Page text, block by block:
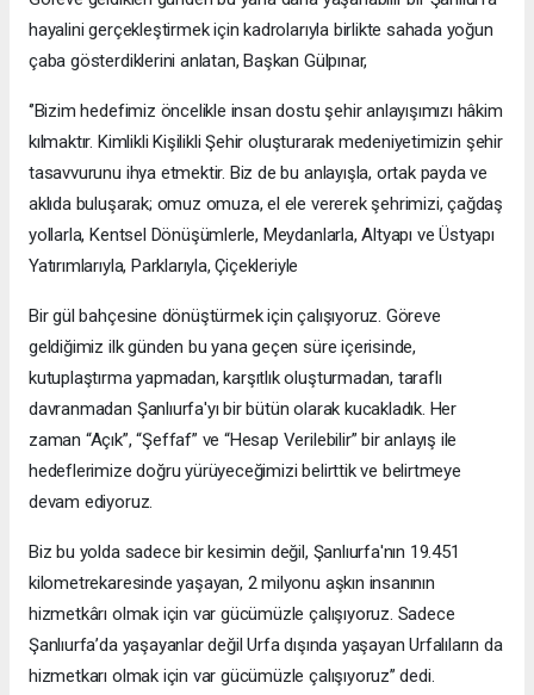
hayalini gerçekleştirmek için kadrolarıyla birlikte sahada yoğun
çaba gösterdiklerini anlatan, Başkan Gülpınar,
‘’Bizim hedefimiz öncelikle insan dostu şehir anlayışımızı hâkim
kılmaktır. Kimlikli Kişilikli Şehir oluşturarak medeniyetimizin şehir
tasavvurunu ihya etmektir. Biz de bu anlayışla, ortak payda ve
aklıda buluşarak; omuz omuza, el ele vererek şehrimizi, çağdaş
yollarla, Kentsel Dönüşümlerle, Meydanlarla, Altyapı ve Üstyapı
Yatırımlarıyla, Parklarıyla, Çiçekleriyle
Bir gül bahçesine dönüştürmek için çalışıyoruz. Göreve
geldiğimiz ilk günden bu yana geçen süre içerisinde,
kutuplaştırma yapmadan, karşıtlık oluşturmadan, taraflı
davranmadan Şanlıurfa'yı bir bütün olarak kucakladık. Her
zaman “Açık”, “Şeffaf” ve “Hesap Verilebilir” bir anlayış ile
hedeflerimize doğru yürüyeceğimizi belirttik ve belirtmeye
devam ediyoruz.
Biz bu yolda sadece bir kesimin değil, Şanlıurfa'nın 19.451
kilometrekaresinde yaşayan, 2 milyonu aşkın insanının
hizmetkârı olmak için var gücümüzle çalışıyoruz. Sadece
Şanlıurfa’da yaşayanlar değil Urfa dışında yaşayan Urfalıların da
hizmetkarı olmak için var gücümüzle çalışıyoruz’’ dedi.